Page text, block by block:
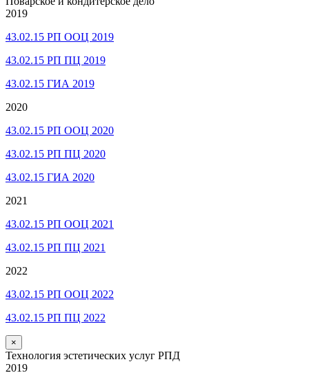
2019
43.02.15 РП ООЦ 2019
43.02.15 РП ПЦ 2019
43.02.15 ГИА 2019
2020
43.02.15 РП ООЦ 2020
43.02.15 РП ПЦ 2020
43.02.15 ГИА 2020
2021
43.02.15 РП ООЦ 2021
43.02.15 РП ПЦ 2021
2022
43.02.15 РП ООЦ 2022
43.02.15 РП ПЦ 2022
×
Технология эстетических услуг РПД
2019